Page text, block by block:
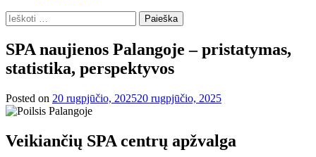
Ieškoti:
SPA naujienos Palangoje – pristatymas,
statistika, perspektyvos
Posted on 20 rugpjūčio, 202520 rugpjūčio, 2025
Veikiančių SPA centrų apžvalga